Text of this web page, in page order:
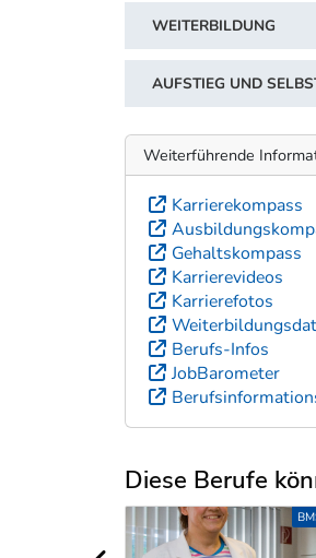
WEITERBILDUNG
AUFSTIEG UND
Weiterführende
Karrierekompass
Gehaltskompass
Karrierevideos
Karrierefotos
Berufs-Infos
JobBarometer
Diese Berufe
Uber weitere